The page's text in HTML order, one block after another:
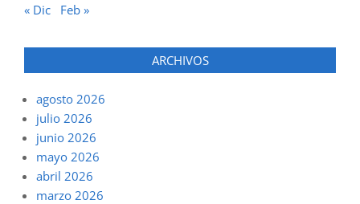
« Dic Feb »
ARCHIVOS
agosto 2026
julio 2026
junio 2026
mayo 2026
abril 2026
marzo 2026